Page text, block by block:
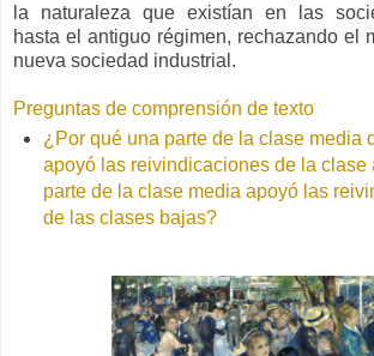
la naturaleza que existían en las
hasta el antiguo régimen, rechazando el
nueva sociedad industrial.
Preguntas de comprensión de texto
¿Por qué una parte de la clase media
apoyó las reivindicaciones de la clase
parte de la clase media apoyó las
de las clases bajas?